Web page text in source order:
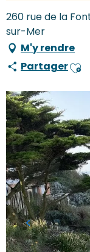
260 rue de la
sur-Mer
M'y rendre
Partager